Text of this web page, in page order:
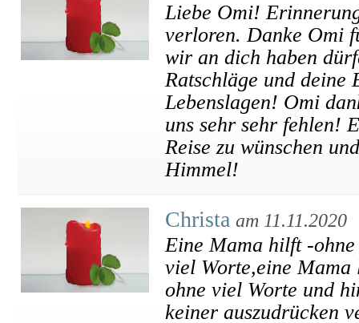
Liebe Omi!
verloren. Danke Omi
wir an dich haben
Ratschläge und
Lebenslagen! Omi
uns sehr sehr fehlen!
Reise zu wünschen
Himmel!
Christa am 11.11.2020
Eine Mama hilft -
viel Worte,eine
ohne viel Worte und
keiner auszudrücken